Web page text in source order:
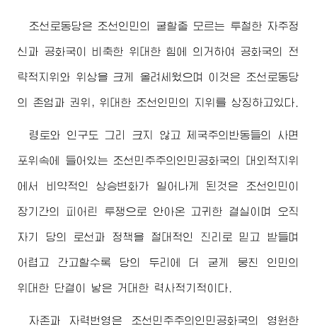
조선로동당은 조선인민의 굴할줄 모르는 투철한 자주정
신과 공화국이 비축한 위대한 힘에 의거하여 공화국의 전
략적지위와 위상을 크게 올려세웠으며 이것은 조선로동당
의 존엄과 권위, 위대한 조선인민의 지위를 상징하고있다.
령토와 인구도 그리 크지 않고 제국주의반동들의 사면
포위속에 들어있는 조선민주주의인민공화국의 대외적지위
에서 비약적인 상승변화가 일어나게 된것은 조선인민이
장기간의 피어린 투쟁으로 안아온 고귀한 결실이며 오직
자기 당의 로선과 정책을 절대적인 진리로 믿고 받들며
어렵고 간고할수록 당의 두리에 더 굳게 뭉친 인민의
위대한 단결이 낳은 거대한 력사적기적이다.
자존과 자력번영은 조선민주주의인민공화국의 영원한